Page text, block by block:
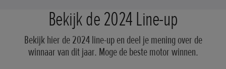
Bekijk de 2024 Line-up
Bekijk hier de 2024 line-up en deel je mening over de
winnaar van dit jaar. Moge de beste motor winnen.